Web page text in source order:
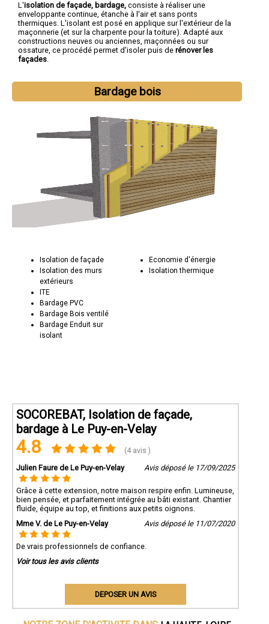
L'isolation de façade, bardage, consiste à réaliser une
enveloppante continue, étanche à l'air et sans ponts
thermiques. L'isolant est posé en applique sur l'extérieur de la
maçonnerie (et sur la charpente pour la toiture). Adapté aux
constructions neuves ou anciennes, maçonnées ou sur
ossature, ce procédé permet d'isoler puis de rénover les
façades.
Bardage bois
Isolation de façade
Isolation des murs
extérieurs
ITE
Bardage PVC
Bardage Bois ventilé
Bardage Enduit sur
isolant
Economie d'énergie
Isolation thermique
SOCOREBAT, Isolation de façade,
bardage à Le Puy-en-Velay
4.8 (4 avis )
Julien Faure de Le Puy-en-Velay Avis déposé le 17/09/2025
Grâce à cette extension, notre maison respire enfin. Lumineuse,
bien pensée, et parfaitement intégrée au bâti existant. Chantier
fluide, équipe au top, et finitions aux petits oignons.
Mme V. de Le Puy-en-Velay
Avis déposé le 11/07/2020
De vrais professionnels de confiance.
Voir tous les avis clients
DEPOSER UN AVIS